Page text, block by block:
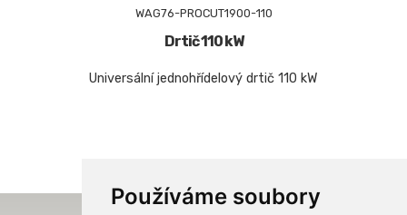
Používáme soubory
WAG76-PROCUT1900-110
Drtič 110 kW
Universální jednohřídelový drtič 110 kW